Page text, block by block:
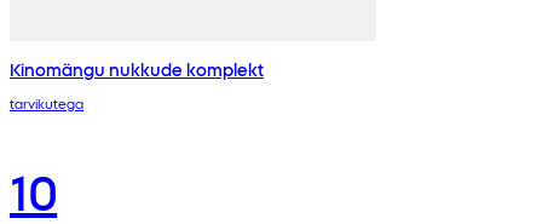
Kinomängu nukkude komplekt
tarvikutega
10